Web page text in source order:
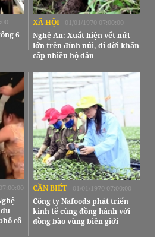
6
XÃ HỘI 01/01/1970 07:00:00
Nghệ An: Xuất hiện vết nứt
lớn trên đỉnh núi, di dời khẩn
cấp nhiều hộ dân
cổ
CẦN BIẾT 01/01/1970 07:00:00
Công ty Nafoods phát triển
kinh tế cùng đồng hành với
đồng bào vùng biên giới